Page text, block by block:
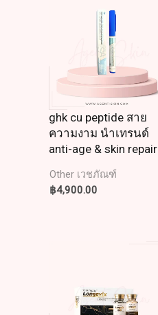
ghk cu peptide สาย
ความงาม นำเทรนด์
anti-age & skin repair
Other เวชภัณฑ์
฿4,900.00